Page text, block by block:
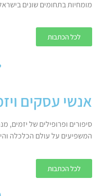
מומחיות בתחומים שונים
לכל הכתבות
אנשי עסקים
סיפורים ופרופילים של יזמים,
המשפיעים על עולם הכלכלה
לכל הכתבות